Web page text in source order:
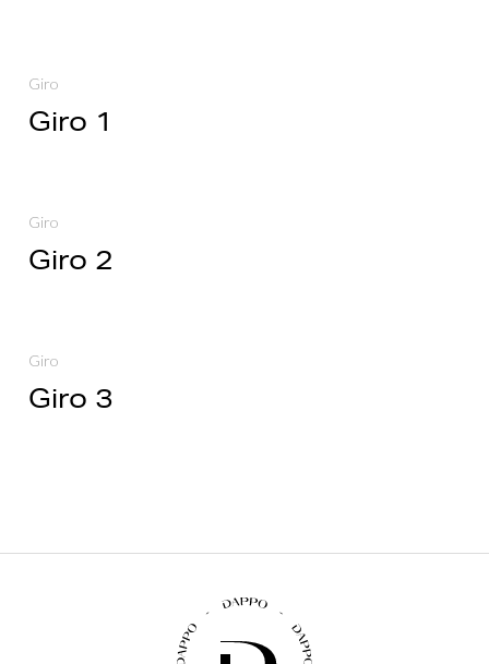
Giro
Giro 1
Giro
Giro 2
Giro
Giro 3